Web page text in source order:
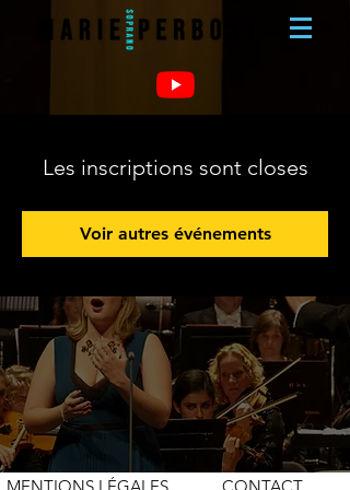
Les inscriptions sont closes
Voir autres événements